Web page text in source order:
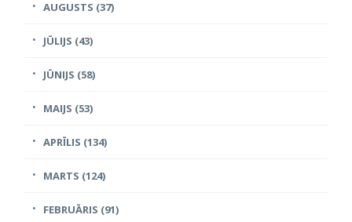
AUGUSTS (37)
JŪLIJS (43)
JŪNIJS (58)
MAIJS (53)
APRĪLIS (134)
MARTS (124)
FEBRUĀRIS (91)